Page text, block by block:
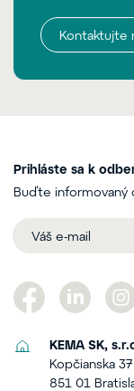
Kontaktujte
Prihláste sa k
Buďte informovaný
KEMA SK,
Kopčianska 37
851 01